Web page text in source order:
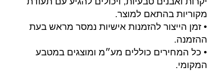
מקוריות בהתאם למוצר.
• זמן הייצור להזמנות אישיות נמסר מראש בעת
ההזמנה.
• כל המחירים כוללים מע״מ ומוצגים במטבע
המקומי.